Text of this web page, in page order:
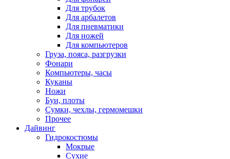
Для трубок
Для арбалетов
Для пневматики
Для ножей
Для компьютеров
Груза, пояса, разгрузки
Фонари
Компьютеры, часы
Куканы
Ножи
Буи, плоты
Сумки, чехлы, гермомешки
Прочее
Дайвинг
Гидрокостюмы
Мокрые
Сухие